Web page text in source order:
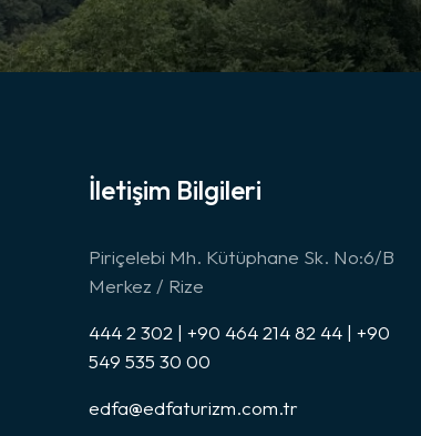
İletişim Bilgileri
Piriçelebi Mh. Kütüphane Sk. No:6/B
Merkez / Rize
444 2 302 | +90 464 214 82 44 | +90
549 535 30 00
edfa@edfaturizm.com.tr